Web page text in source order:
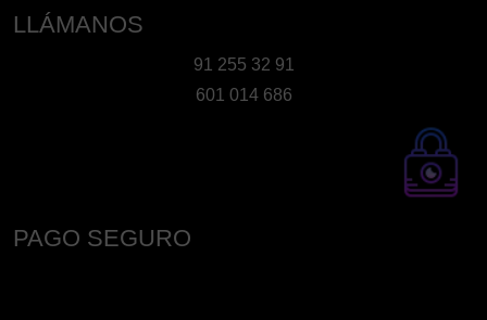
LLÁMANOS
91 255 32 91
601 014 686
PAGO SEGURO